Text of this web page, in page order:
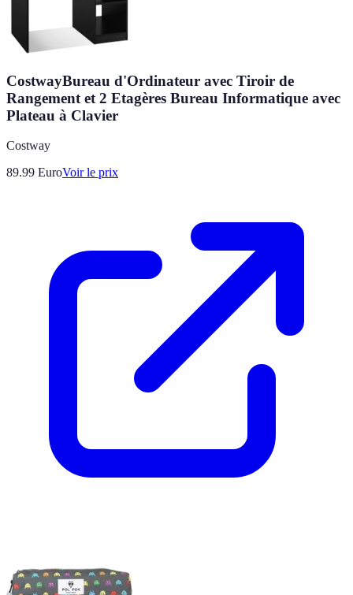
CostwayBureau d'Ordinateur avec Tiroir de
Rangement et 2 Etagères Bureau Informatique avec
Plateau à Clavier
Costway
89.99 EuroVoir le prix